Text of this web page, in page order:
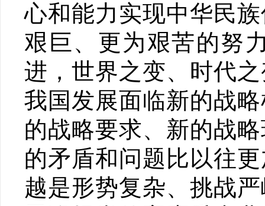
心和能力实现中华民
艰巨、更为艰苦的努
进，世界之变、时代
我国发展面临新的战
的战略要求、新的战
的矛盾和问题比以往
越是形势复杂、挑战